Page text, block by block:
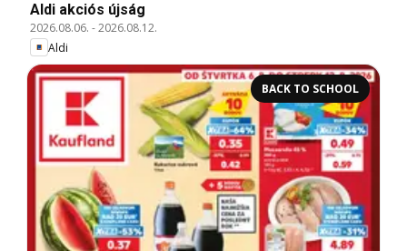
Aldi akciós újság
2026.08.06. -2026.08.12.
Aldi
BACK TO SCHOOL